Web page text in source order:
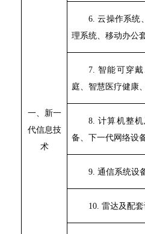
一、新一
代信息技
术
6.云操作系统
理系统、移动办公
7.智能可穿
庭、智慧医疗健康
8.计算机整
备、下一代网络设
9. 通信系统设
10. 雷达及配套